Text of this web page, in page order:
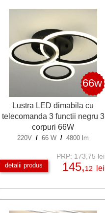
66w
Lustra LED dimabila cu
telecomanda 3 functii negru 3
corpuri 66W
220V / 66 W / 4800 lm
detalii produs
PRP: 173,75 lei
145,12 lei